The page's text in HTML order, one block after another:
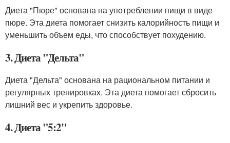
Диета "Пюре" основана на употреблении пищи в виде
пюре. Эта диета помогает снизить калорийность пищи и
уменьшить объем еды, что способствует похудению.
3. Диета "Дельта"
Диета "Дельта" основана на рациональном питании и
регулярных тренировках. Эта диета помогает сбросить
лишний вес и укрепить здоровье.
4. Диета "5:2"